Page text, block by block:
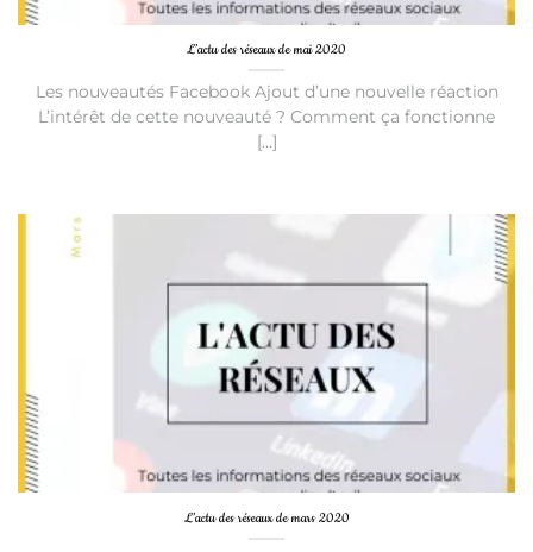
L’actu des réseaux de mai 2020
Les nouveautés Facebook Ajout d’une nouvelle réaction
L’intérêt de cette nouveauté ? Comment ça fonctionne
[...]
L’actu des réseaux de mars 2020